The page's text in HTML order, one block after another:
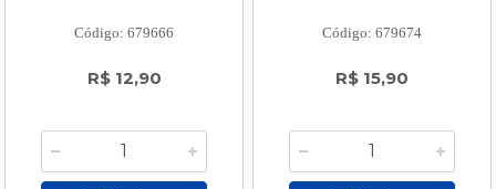
Código: 679666
R$ 12,90
Código: 679674
R$ 15,90